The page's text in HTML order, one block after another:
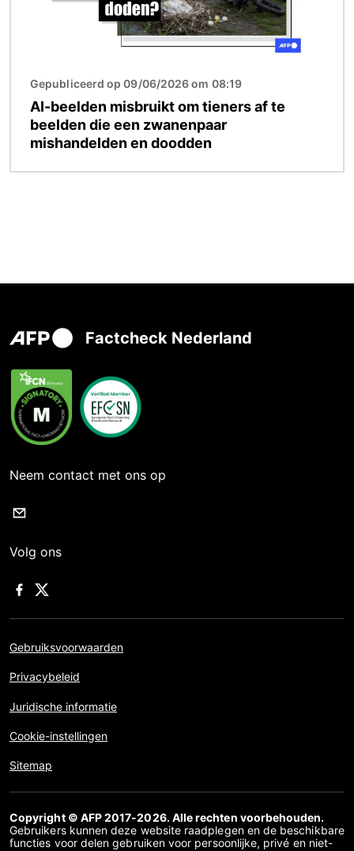
Gepubliceerd op 09/06/2026 om 08:19
AI-beelden misbruikt om tieners af te
beelden die een zwanenpaar
mishandelden en doodden
Factcheck Nederland
Neem contact met ons op
Volg ons
Gebruiksvoorwaarden
Privacybeleid
Juridische informatie
Cookie-instellingen
Sitemap
Copyright © AFP 2017-2026. Alle rechten voorbehouden.
Gebruikers kunnen deze website raadplegen en de beschikbare
functies voor delen gebruiken voor persoonlijke, privé en niet-